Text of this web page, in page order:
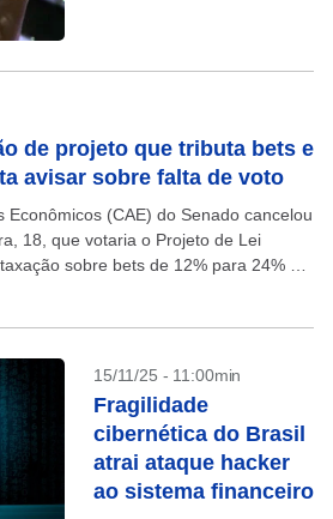
de projeto que tributa bets e
avisar sobre falta de voto
Econômicos (CAE) do Senado cancelou
18, que votaria o Projeto de Lei
sobre bets de 12% para 24% e
15/11/25 - 11:00min
Fragilidade
cibernética do Brasil
atrai ataque hacker
ao sistema financeiro